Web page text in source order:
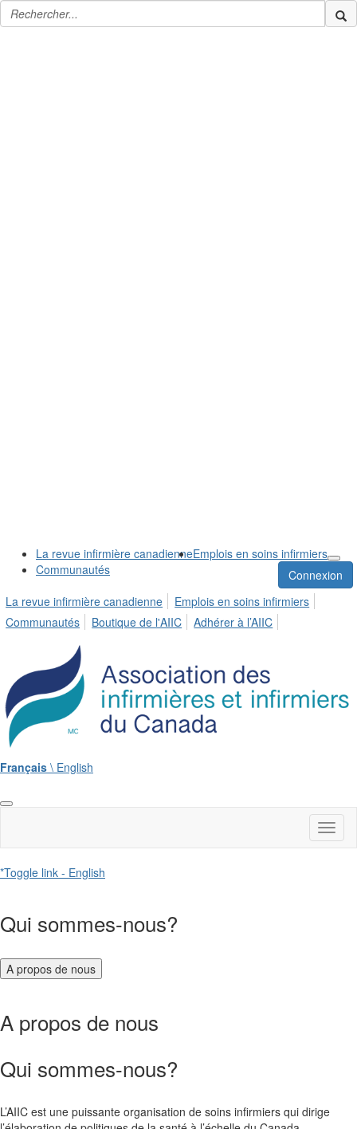
La revue infirmière canadienneEmplois en soins infirmiers
Communautés
Connexion
La revue infirmière canadienne
Emplois en soins infirmiers
Communautés
Boutique de l'AIIC Adhérer à l’AIIC
Français \ English
*Toggle link - English
Qui sommes-nous?
A propos de nous
A propos de nous
Qui sommes-nous?
L’AIIC est une puissante organisation de soins infirmiers qui dirige